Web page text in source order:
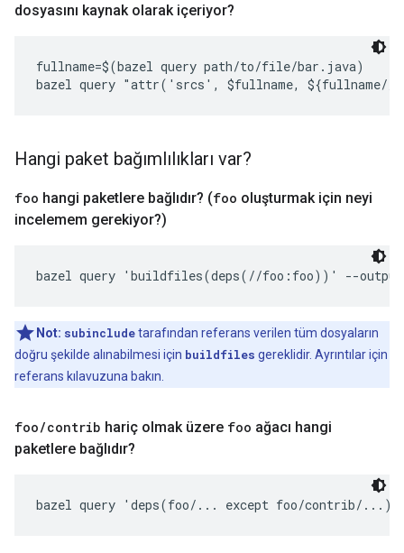
dosyasını kaynak olarak içeriyor?
fullname=$(bazel query path/to/file/bar.java)
Hangi paket bağımlılıkları var?
foo hangi paketlere bağlıdır? (foo oluşturmak için neyi
incelemem gerekiyor?)
bazel query 'buildfiles(deps(//foo:foo))' --output
Not: subincludetarafından referans verilen tüm dosyaların
doğru şekilde alınabilmesi için buildfiles gereklidir. Ayrıntılar için
referans kılavuzuna bakın.
foo/contrib hariç olmak üzere foo ağacı hangi
paketlere bağlıdır?
bazel query 'deps(foo/... except foo/contrib/...)'